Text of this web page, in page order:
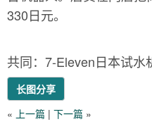
330日元。
共同：7-Eleven日本试水
长图分享
« 上一篇 | 下一篇 »